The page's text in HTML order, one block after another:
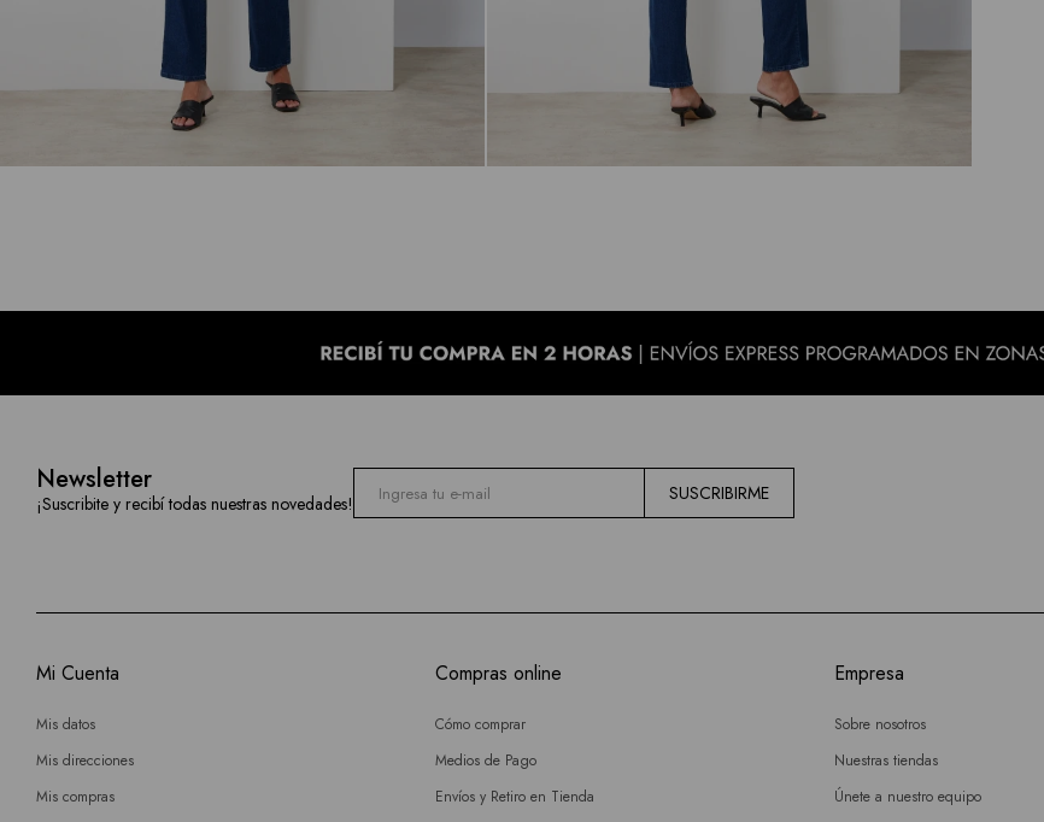
Newsletter
¡Suscribite y recibí todas nuestras novedades! SUSCRIBIRME
Mi Cuenta
Mis datos
Mis direcciones
Mis compras
Compras online
Cómo comprar
Medios de Pago
Envíos y Retiro en Tienda
Empresa
Sobre nosotros
Nuestras tiendas
Únete a nuestro equipo